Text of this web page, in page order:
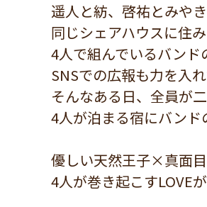
遥人と紡、啓祐とみや
同じシェアハウスに住
4人で組んでいるバンド
SNSでの広報も力を入れ
そんなある日、全員が
4人が泊まる宿にバンド
優しい天然王子×真面
4人が巻き起こすLOVE